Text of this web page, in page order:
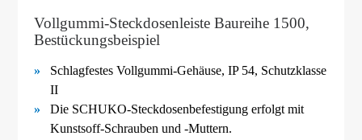
Vollgummi-Steckdosenleiste Baureihe 1500,
Bestückungsbeispiel
Schlagfestes Vollgummi-Gehäuse, IP 54, Schutzklasse
II
Die SCHUKO-Steckdosenbefestigung erfolgt mit
Kunstsoff-Schrauben und -Muttern.